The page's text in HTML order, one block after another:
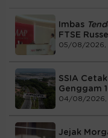
Imbas
FTSE
05/08/2026,
SSIA
Genggam
04/08/2026,
Jejak